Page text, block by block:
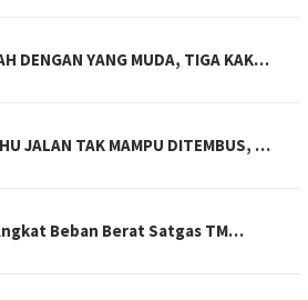
DENGAN YANG MUDA, TIGA KAK…
JALAN TAK MAMPU DITEMBUS, …
Beban Berat Satgas TM…